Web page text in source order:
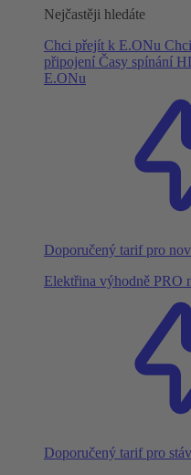
Nejčastěji hledáte
Chci přejít k E.ONu
připojení Časy spínání
E.ONu
Doporučený tarif pro
Elektřina výhodně PRO
Doporučený tarif pro